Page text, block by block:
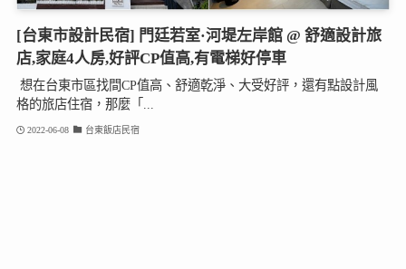
[台東市設計民宿] 門廷若室·河堤左岸館 @ 舒適設計旅
店,家庭4人房,好評CP值高,有電梯好停車
想在台東市區找間CP值高、舒適乾淨、大受好評，還有點設計風
格的旅店住宿，那麼「...
2022-06-08 台東飯店民宿